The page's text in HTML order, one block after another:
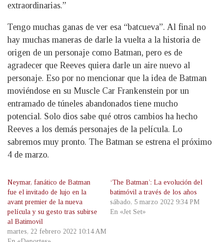
extraordinarias.”
Tengo muchas ganas de ver esa “batcueva”. Al final no
hay muchas maneras de darle la vuelta a la historia de
origen de un personaje como Batman, pero es de
agradecer que Reeves quiera darle un aire nuevo al
personaje. Eso por no mencionar que la idea de Batman
moviéndose en su Muscle Car Frankenstein por un
entramado de túneles abandonados tiene mucho
potencial. Solo dios sabe qué otros cambios ha hecho
Reeves a los demás personajes de la película. Lo
sabremos muy pronto. The Batman se estrena el próximo
4 de marzo.
Neymar, fanático de Batman
fue el invitado de lujo en la
avant premier de la nueva
película y su gesto tras subirse
al Batimovil
martes, 22 febrero 2022 10:14 AM
‘The Batman’: La evolución del
batimóvil a través de los años
sábado, 5 marzo 2022 9:34 PM
En «Jet Set»